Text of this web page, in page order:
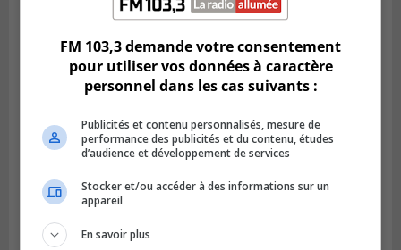
Publié le 31 juillet 2026 à 12h00
Le transport à la demande du RTL prend
de l’expansion à Brossard
FM 103,3 demande votre consentement
pour utiliser vos données à caractère
personnel dans les cas suivants :
Publicités et contenu personnalisés, mesure de
performance des publicités et du contenu, études
d’audience et développement de services
Stocker et/ou accéder à des informations sur un
appareil
En savoir plus